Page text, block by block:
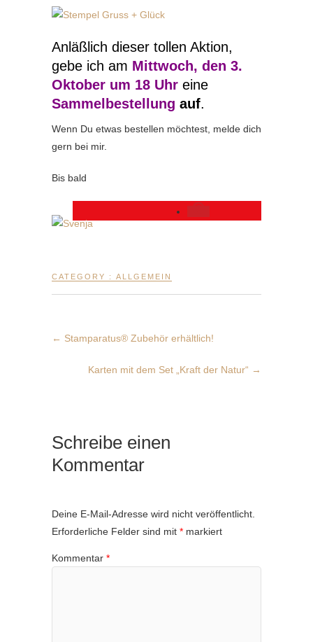
Anläßlich dieser tollen Aktion,
gebe ich am Mittwoch, den 3.
Oktober um 18 Uhr eine
Sammelbestellung auf.
Wenn Du etwas bestellen möchtest, melde dich
gern bei mir.
Bis bald
CATEGORY : ALLGEMEIN
← Stamparatus® Zubehör erhältlich!
Karten mit dem Set „Kraft der Natur“ →
Schreibe einen
Kommentar
Deine E-Mail-Adresse wird nicht veröffentlicht.
Erforderliche Felder sind mit * markiert
Kommentar *